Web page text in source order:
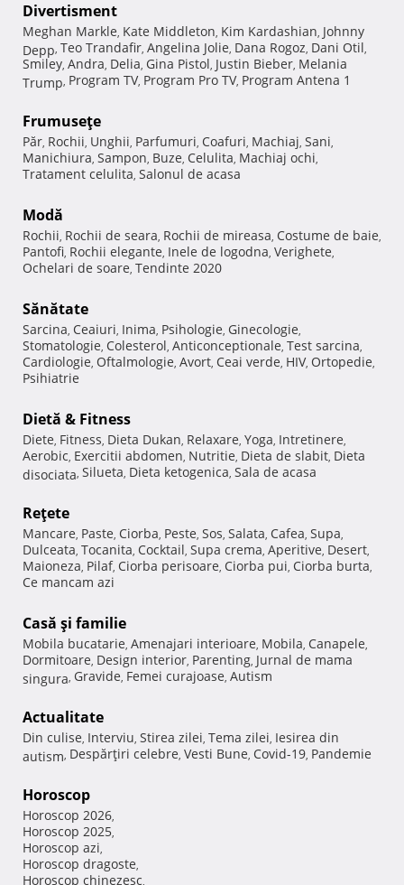
Divertisment
Meghan Markle, Kate Middleton, Kim Kardashian, Johnny
Depp, Teo Trandafir, Angelina Jolie, Dana Rogoz, Dani Otil,
Smiley, Andra, Delia, Gina Pistol, Justin Bieber, Melania
Trump, Program TV, Program Pro TV, Program Antena 1
Frumuseţe
Păr, Rochii, Unghii, Parfumuri, Coafuri, Machiaj, Sani,
Manichiura, Sampon, Buze, Celulita, Machiaj ochi,
Tratament celulita, Salonul de acasa
Modă
Rochii, Rochii de seara, Rochii de mireasa, Costume de baie,
Pantofi, Rochii elegante, Inele de logodna, Verighete,
Ochelari de soare, Tendinte 2020
Sănătate
Sarcina, Ceaiuri, Inima, Psihologie, Ginecologie,
Stomatologie, Colesterol, Anticonceptionale, Test sarcina,
Cardiologie, Oftalmologie, Avort, Ceai verde, HIV, Ortopedie,
Psihiatrie
Dietă & Fitness
Diete, Fitness, Dieta Dukan, Relaxare, Yoga, Intretinere,
Aerobic, Exercitii abdomen, Nutritie, Dieta de slabit, Dieta
disociata, Silueta, Dieta ketogenica, Sala de acasa
Reţete
Mancare, Paste, Ciorba, Peste, Sos, Salata, Cafea, Supa,
Dulceata, Tocanita, Cocktail, Supa crema, Aperitive, Desert,
Maioneza, Pilaf, Ciorba perisoare, Ciorba pui, Ciorba burta,
Ce mancam azi
Casă şi familie
Mobila bucatarie, Amenajari interioare, Mobila, Canapele,
Dormitoare, Design interior, Parenting, Jurnal de mama
singura, Gravide, Femei curajoase, Autism
Actualitate
Din culise, Interviu, Stirea zilei, Tema zilei, Iesirea din
autism, Despărţiri celebre, Vesti Bune, Covid-19, Pandemie
Horoscop
Horoscop 2026,
Horoscop 2025,
Horoscop azi,
Horoscop dragoste,
Horoscop chinezesc,